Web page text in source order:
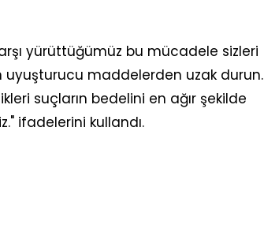
yürüttüğümüz bu mücadele sizleri
maddelerden uzak durun.
suçların bedelini en ağır şekilde
ifadelerini kullandı.